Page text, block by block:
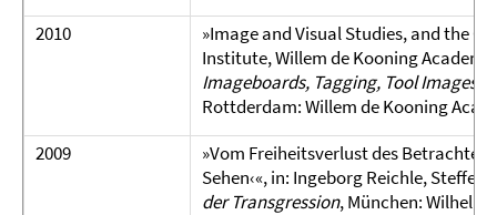
2010
»Image and Visual Studies, and the
Institute, Willem de Kooning
Imageboards, Tagging, Tool Images,
Rottderdam: Willem de Kooning
2009
»Vom Freiheitsverlust des
Sehen‹«, in: Ingeborg Reichle, Steffen
der Transgression, München: Wilhelm